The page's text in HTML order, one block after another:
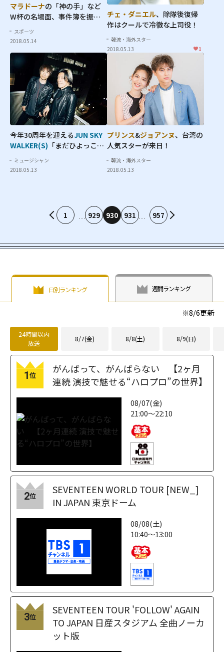
マラドーナの「神の手」など
W杯の名場面、事件簿を振り
返る
スポーツ
2018.05.14
チェ・ダニエル、除隊後復帰
作はクールで冷徹な上司役！
韓流・海外スター
2018.05.13
1
今年30周年を迎えるJUN SKY
WALKER(S) 「まだひよっこ、
夢の途中」【動画あり】
ミュージシャン
2018.05.13
プリンス&ジョアンヌ、台湾の
人気スターが来日！
韓流・海外スター
2018.05.13
1 929 930 931 957
日別ランキング 週間ランキング
※8/6更新
24時間以内
放送
8/7(金) 8/8(土) 8/9(日)
1位
がんばって、がんばらない 【2ヶ月
連続 演技で魅せる“ハロプロ”の世界】
08/07(金)
21:00～22:10
2位
SEVENTEEN WORLD TOUR [NEW_]
IN JAPAN 東京ドーム
08/08(土)
10:40～13:00
3位
SEVENTEEN TOUR 'FOLLOW' AGAIN
TO JAPAN 日産スタジアム 全曲ノーカ
ット版